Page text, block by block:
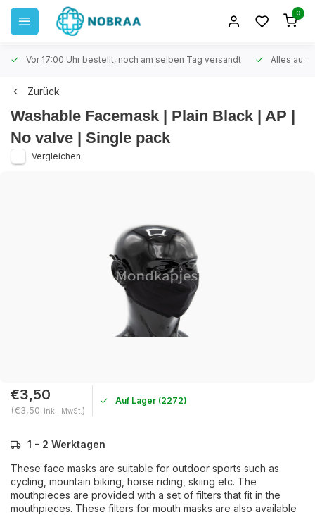
0
Vor 17:00 Uhr bestellt, noch am selben Tag versandt Alles auf
Zurück
Washable Facemask | Plain Black | AP |
No valve | Single pack
Vergleichen
€3,50
(€3,50 Inkl. MwSt. )
Auf Lager (2272)
1 - 2 Werktagen
These face masks are suitable for outdoor sports such as
cycling, mountain biking, horse riding, skiing etc. The
mouthpieces are provided with a set of filters that fit in the
mouthpieces. These filters for mouth masks are also available